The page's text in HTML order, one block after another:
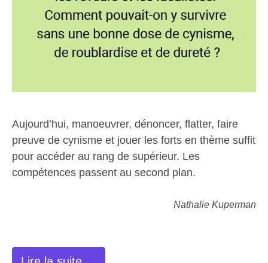
Aujourd’hui, manoeuvrer, dénoncer, flatter, faire
preuve de cynisme et jouer les forts en thème suffit
pour accéder au rang de supérieur. Les
compétences passent au second plan.
Nathalie Kuperman